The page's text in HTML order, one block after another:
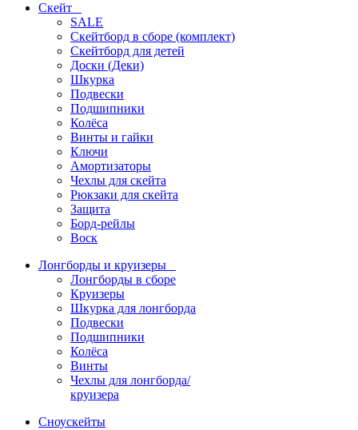
Скейт
SALE
Скейтборд в сборе (комплект)
Скейтборд для детей
Доски (Деки)
Шкурка
Подвески
Подшипники
Колёса
Винты и гайки
Ключи
Амортизаторы
Чехлы для скейта
Рюкзаки для скейта
Защита
Борд-рейлы
Воск
Лонгборды и круизеры
Лонгборды в сборе
Круизеры
Шкурка для лонгборда
Подвески
Подшипники
Колёса
Винты
Чехлы для лонгборда/
круизера
Сноускейты